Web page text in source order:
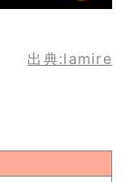
出典:lamire